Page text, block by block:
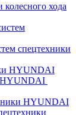
хода
спецтехники
HYUNDAI
HYUNDAI